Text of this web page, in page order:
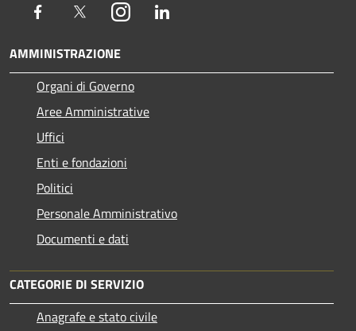
Facebook TwitterInstagram
AMMINISTRAZIONE
Organi di Governo
Aree Amministrative
Uffici
Enti e fondazioni
Politici
Personale Amministrativo
Documenti e dati
CATEGORIE DI SERVIZIO
Anagrafe e stato civile